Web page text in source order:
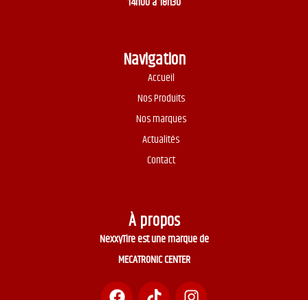
Navigation
Accueil
Nos Produits
Nos marques
Actualités
Contact
À propos
NexxyTire est une marque de
MECATRONIC CENTER